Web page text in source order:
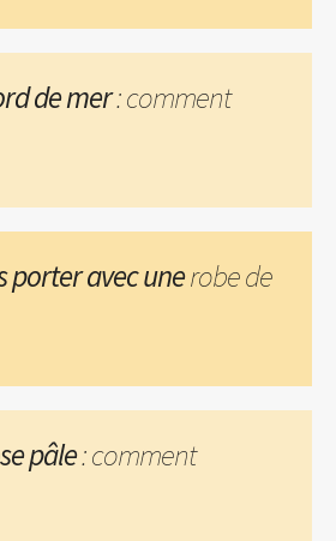
de mer: comment
porter avec unerobe de
pâle: comment